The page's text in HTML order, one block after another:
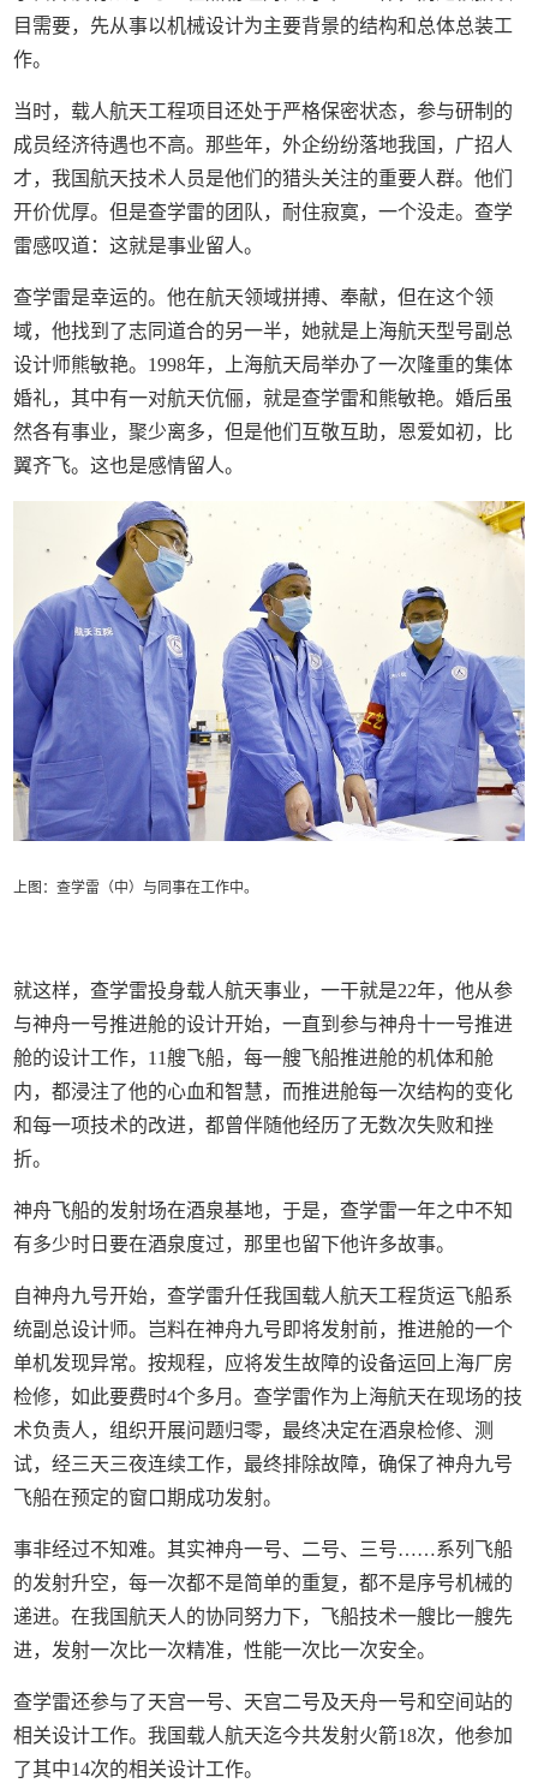
目需要，先从事以机械设计为主要背景的结构和总体总装工
作。
当时，载人航天工程项目还处于严格保密状态，参与研制的
成员经济待遇也不高。那些年，外企纷纷落地我国，广招人
才，我国航天技术人员是他们的猎头关注的重要人群。他们
开价优厚。但是查学雷的团队，耐住寂寞，一个没走。查学
雷感叹道：这就是事业留人。
查学雷是幸运的。他在航天领域拼搏、奉献，但在这个领
域，他找到了志同道合的另一半，她就是上海航天型号副总
设计师熊敏艳。1998年，上海航天局举办了一次隆重的集体
婚礼，其中有一对航天伉俪，就是查学雷和熊敏艳。婚后虽
然各有事业，聚少离多，但是他们互敬互助，恩爱如初，比
翼齐飞。这也是感情留人。
上图：查学雷（中）与同事在工作中。
就这样，查学雷投身载人航天事业，一干就是22年，他从参
与神舟一号推进舱的设计开始，一直到参与神舟十一号推进
舱的设计工作，11艘飞船，每一艘飞船推进舱的机体和舱
内，都浸注了他的心血和智慧，而推进舱每一次结构的变化
和每一项技术的改进，都曾伴随他经历了无数次失败和挫
折。
神舟飞船的发射场在酒泉基地，于是，查学雷一年之中不知
有多少时日要在酒泉度过，那里也留下他许多故事。
自神舟九号开始，查学雷升任我国载人航天工程货运飞船系
统副总设计师。岂料在神舟九号即将发射前，推进舱的一个
单机发现异常。按规程，应将发生故障的设备运回上海厂房
检修，如此要费时4个多月。查学雷作为上海航天在现场的技
术负责人，组织开展问题归零，最终决定在酒泉检修、测
试，经三天三夜连续工作，最终排除故障，确保了神舟九号
飞船在预定的窗口期成功发射。
事非经过不知难。其实神舟一号、二号、三号……系列飞船
的发射升空，每一次都不是简单的重复，都不是序号机械的
递进。在我国航天人的协同努力下，飞船技术一艘比一艘先
进，发射一次比一次精准，性能一次比一次安全。
查学雷还参与了天宫一号、天宫二号及天舟一号和空间站的
相关设计工作。我国载人航天迄今共发射火箭18次，他参加
了其中14次的相关设计工作。